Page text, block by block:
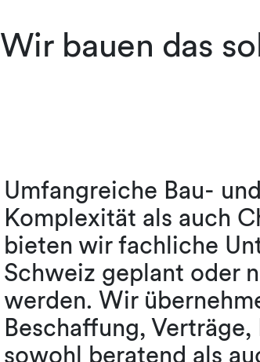
Wir bauen das
Umfangreiche Bau-
Komplexität als auch
bieten wir fachliche
Schweiz geplant oder
werden. Wir
Beschaffung,
sowohl beratend als